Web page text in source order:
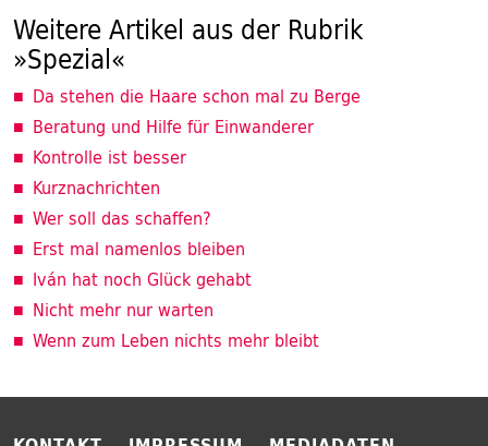
Weitere Artikel aus der Rubrik
»Spezial«
Da stehen die Haare schon mal zu Berge
Beratung und Hilfe für Einwanderer
Kontrolle ist besser
Kurznachrichten
Wer soll das schaffen?
Erst mal namenlos bleiben
Iván hat noch Glück gehabt
Nicht mehr nur warten
Wenn zum Leben nichts mehr bleibt